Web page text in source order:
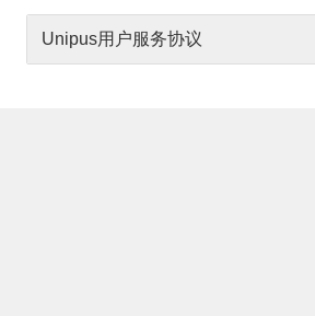
Unipus儿童隐私保护声明2022年09月27日
Unipus儿童隐私保护声明2021年11月23日
Unipus用户服务协议